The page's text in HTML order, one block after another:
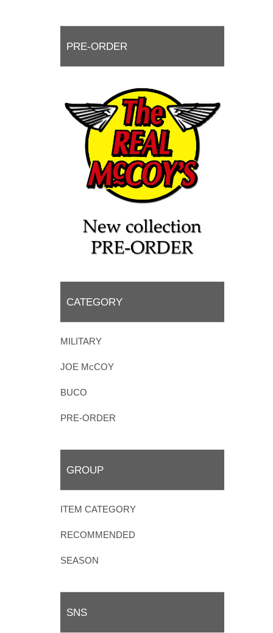
PRE-ORDER
CATEGORY
MILITARY
JOE McCOY
BUCO
PRE-ORDER
GROUP
ITEM CATEGORY
RECOMMENDED
SEASON
SNS